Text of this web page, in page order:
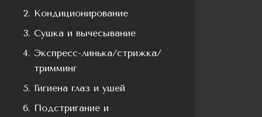
Кондиционирование
Сушка и вычесывание
Экспресс-линька/стрижка/
тримминг
Гигиена глаз и ушей
Подстригание и